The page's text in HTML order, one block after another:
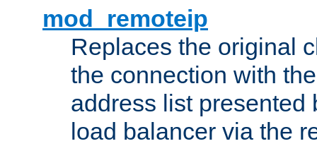
mod_remoteip
Replaces the original
the connection with
address list presented
load balancer via the